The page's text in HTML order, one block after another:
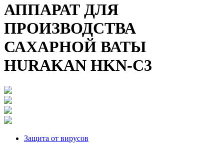
АППАРАТ ДЛЯ
ПРОИЗВОДСТВА
САХАРНОЙ ВАТЫ
HURAKAN HKN-C3
Защита от вирусов